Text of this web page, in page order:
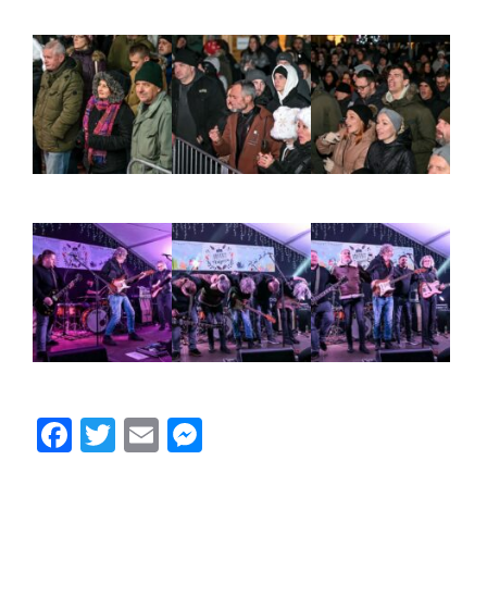
Facebook
Twitter
Email